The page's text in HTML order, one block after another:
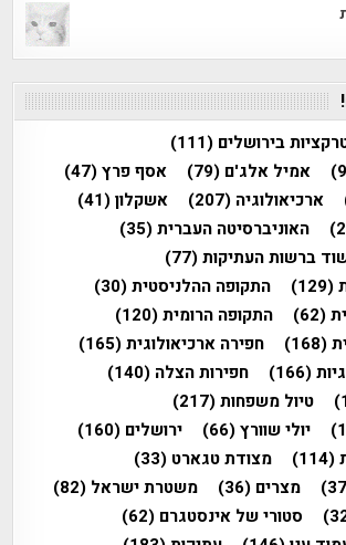
בירושלים (111)
אמיל אלג'ם (79) אסף פרץ(47)
ארכיאולוגיה (207) אשקלון(41)
האוניברסיטה העברית(35)
ברשות העתיקות(77)
(129) התקופה ההלניסטית(30)
(62) התקופה הרומית(120)
(168) חפירה ארכיאולוגית(165)
(166) חפירות הצלה (140)
טיול משפחות(217)
יולי שוורץ(66) ירושלים (160)
(114) מצודת טגארט (33)
מצרים (36) משטרת ישראל (82)
סטורי של אינסטגרם (62)